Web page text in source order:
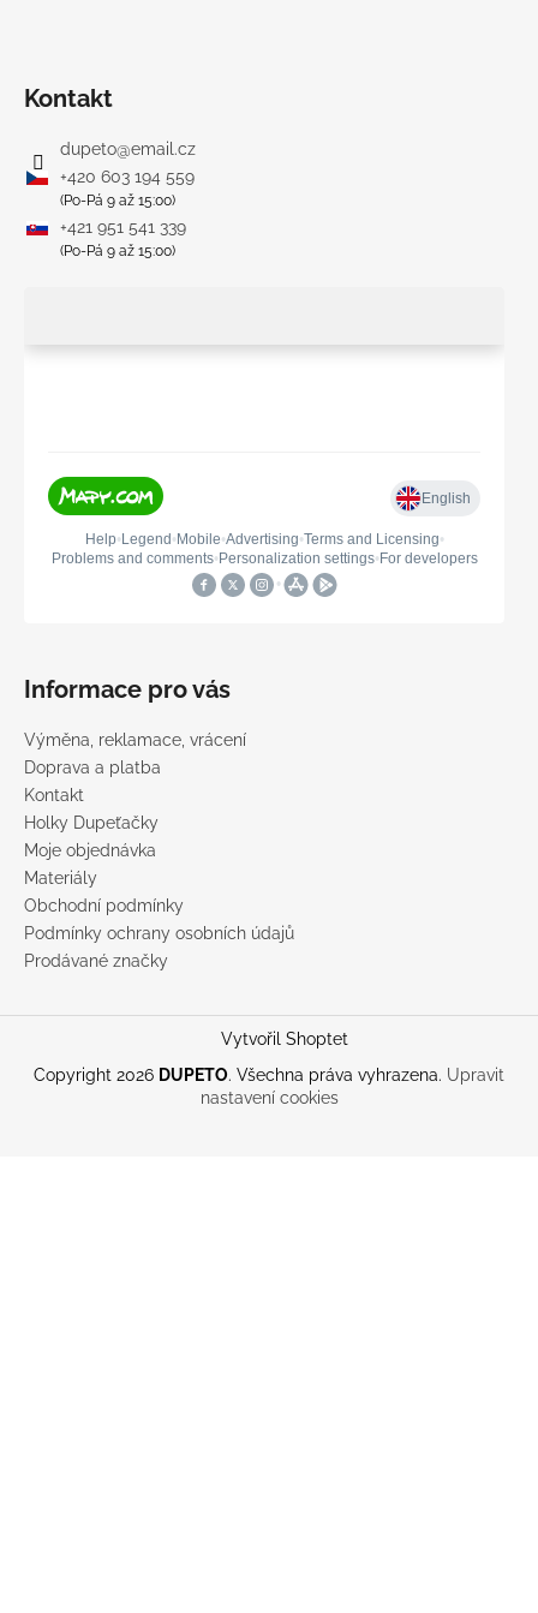
Kontakt
dupeto@email.cz
+420 603 194 559
(Po-Pá 9 až 15:00)
+421 951 541 339
(Po-Pá 9 až 15:00)
Informace pro vás
Výměna, reklamace, vrácení
Doprava a platba
Kontakt
Holky Dupeťačky
Moje objednávka
Materiály
Obchodní podmínky
Podmínky ochrany osobních údajů
Prodávané značky
Vytvořil Shoptet
Copyright 2026 DUPETO. Všechna práva vyhrazena. Upravit
nastavení cookies